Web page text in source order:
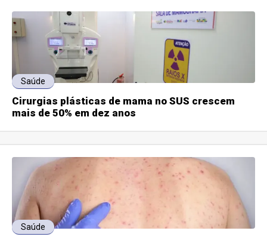
Saúde
Cirurgias plásticas de mama no SUS crescem
mais de 50% em dez anos
Saúde